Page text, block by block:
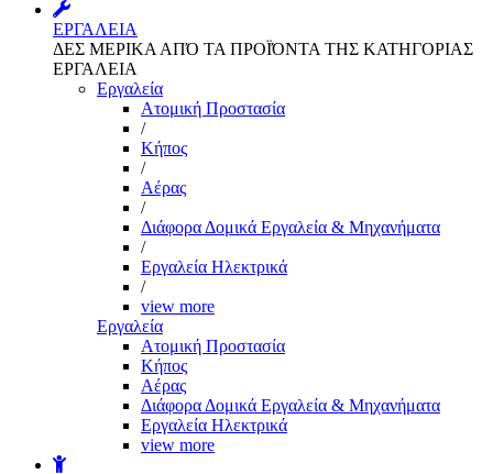
ΕΡΓΑΛΕΙΑ
ΔΕΣ ΜΕΡΙΚΑ ΑΠΌ ΤΑ ΠΡΟΪΌΝΤΑ ΤΗΣ ΚΑΤΗΓΟΡΙΑΣ
ΕΡΓΑΛΕΙΑ
Εργαλεία
Aτομική Προστασία
/
Kήπος
/
Αέρας
/
Διάφορα Δομικά Εργαλεία & Μηχανήματα
/
Εργαλεία Ηλεκτρικά
/
view more
Εργαλεία
Aτομική Προστασία
Kήπος
Αέρας
Διάφορα Δομικά Εργαλεία & Μηχανήματα
Εργαλεία Ηλεκτρικά
view more